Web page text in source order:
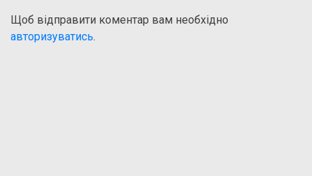
Щоб відправити коментар вам необхідно
авторизуватись.